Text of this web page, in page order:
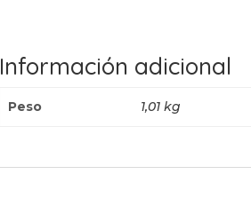
Información adicional
Peso 1,01 kg